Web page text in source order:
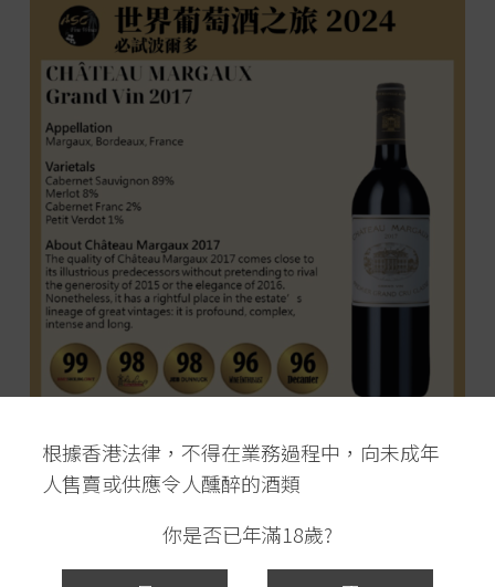
根據香港法律，不得在業務過程中，向未成年
人售賣或供應令人醺醉的酒類
你是否已年滿18歲?